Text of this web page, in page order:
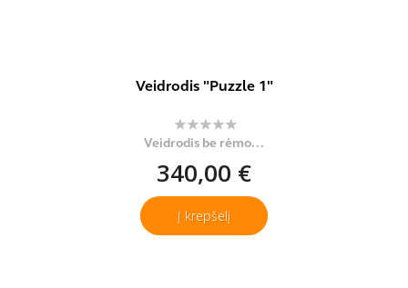
Veidrodis "Puzzle 1"
Veidrodis be rėmo...
340,00 €
Į krepšelį